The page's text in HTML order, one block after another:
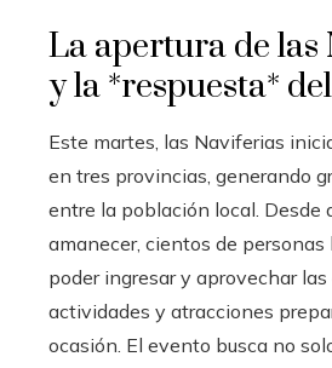
La apertura de las
y la *respuesta*
Este martes, las Naviferias
en tres provincias, generando
entre la población local. Desde
amanecer, cientos de
poder ingresar y aprovechar las
actividades y atracciones
ocasión. El evento busca no